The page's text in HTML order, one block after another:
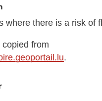
where there is a risk of
from
.